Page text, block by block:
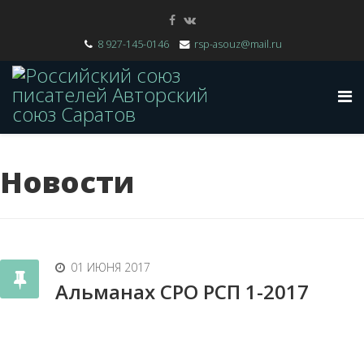
8 927-145-0146 rsp-asouz@mail.ru
Новости
01 ИЮНЯ 2017
Альманах СРО РСП 1-2017